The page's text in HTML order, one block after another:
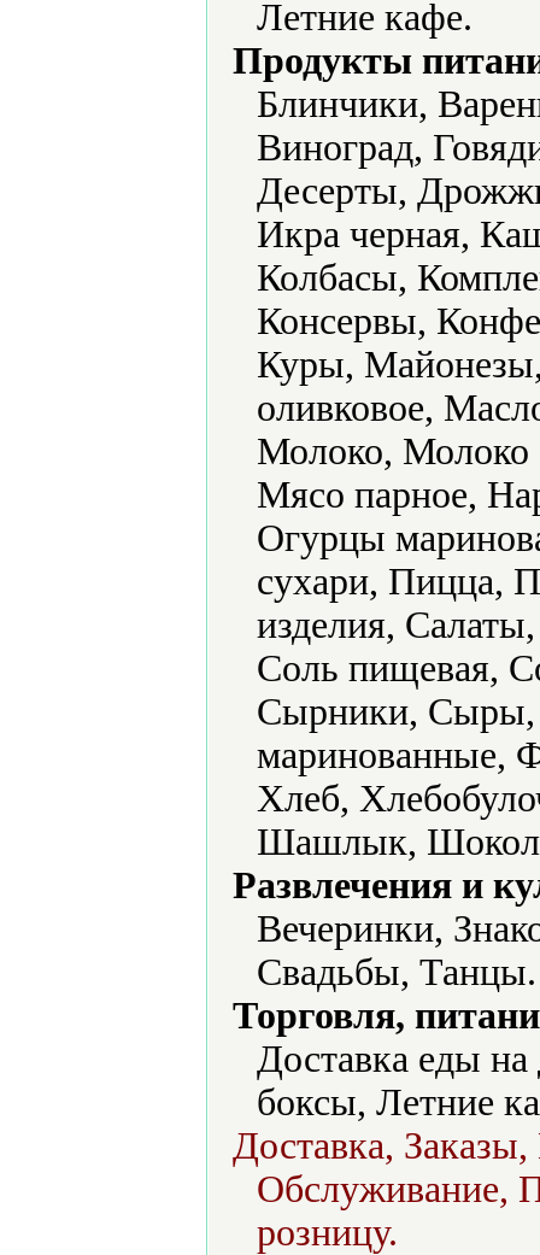
Летние кафе.
Продукты
Блинчики,
Виноград,
Десерты,
Икра черная,
Колбасы,
Консервы,
Куры,
оливковое,
Молоко, Молоко
Мясо парное,
Огурцы
сухари, Пицца,
изделия,
Соль пищевая,
Сырники, Сыры,
маринованные,
Хлеб,
Шашлык,
Развлечения и
Вечеринки,
Свадьбы, Танцы.
Торговля,
Доставка еды
боксы, Летние
Доставка,
Обслуживание,
розницу.